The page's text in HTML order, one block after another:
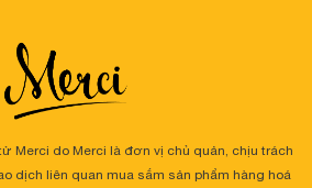
Merci do Merci là đơn vị chủ quản, chịu trách
dịch liên quan mua sắm sản phẩm hàng hoá